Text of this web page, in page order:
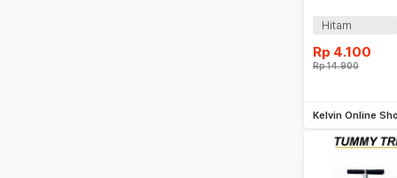
Hitam
Rp 4.100
Rp14.900
Kelvin Online